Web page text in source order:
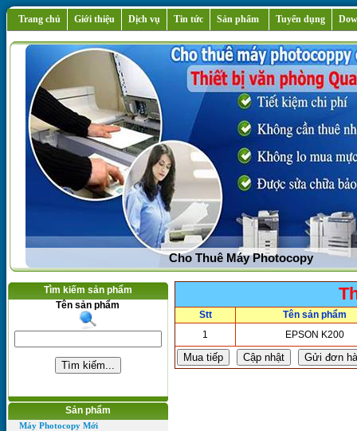
Trang chủ Giới thiệu Dịch vụ Tin tức Sản phẩm Tuyển dụng
Bán Máy In ,Máy Photocopy Siêu Rẻ,Siêu
Tìm kiếm sản phẩm
Tên sản phẩm
Sản phẩm
Máy Photocopy Mới
Stt
Tên sản phẩm
1
EPSON K200